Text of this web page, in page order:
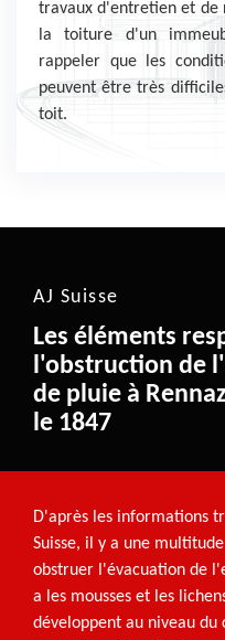
travaux d'entretien et de
la toiture d'un
rappeler que les
peuvent être très
toit.
AJ Suisse
Les éléments
l'obstruction de
de pluie à
le 1847
D'après les informations
Suisse, il y a une
obstruer l'évacuation de
a les mousses et les
développent au niveau du